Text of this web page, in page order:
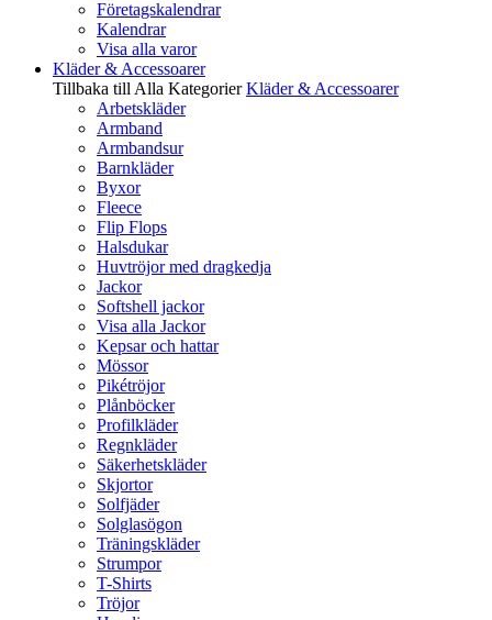
Företagskalendrar
Kalendrar
Visa alla varor
Kläder & Accessoarer
Tillbaka till Alla Kategorier Kläder & Accessoarer
Arbetskläder
Armband
Armbandsur
Barnkläder
Byxor
Fleece
Flip Flops
Halsdukar
Huvtröjor med dragkedja
Jackor
Softshell jackor
Visa alla Jackor
Kepsar och hattar
Mössor
Pikétröjor
Plånböcker
Profilkläder
Regnkläder
Säkerhetskläder
Skjortor
Solfjäder
Solglasögon
Träningskläder
Strumpor
T-Shirts
Tröjor